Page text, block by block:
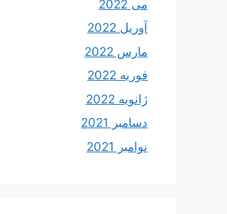
می 2022
آوریل 2022
مارس 2022
فوریه 2022
ژانویه 2022
دسامبر 2021
نوامبر 2021